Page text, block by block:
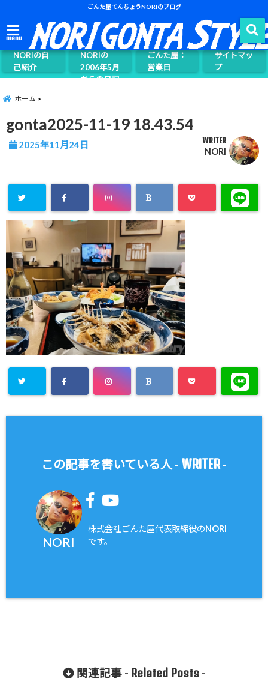
ごんた屋てんちょうNORIのブログ
menu
NORIの自
己紹介
ごんた屋て
んちょう
NORIの
2006年5月
からの日記
ごんた屋：
営業日
サイトマッ
プ
ホーム
gonta2025-11-19 18.43.54
2025年11月24日 WRITER
NORI
この記事を書いている人 - WRITER-
NORI
株式会社ごんた屋代表取締役のNORI
です。
関連記事 - Related Posts-